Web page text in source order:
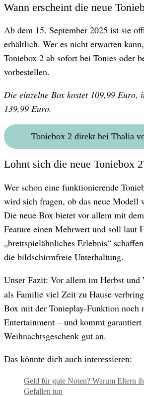
Wann erscheint die neue
Ab dem 15. September 2025 ist sie
erhältlich. Wer es nicht erwarten
Toniebox 2 ab sofort bei Tonies oder
vorbestellen.
Die einzelne Box kostet 109,99 Euro,
139,99 Euro.
Toniebox 2 direkt bei Thalia
Lohnt sich die neue Toniebox
Wer schon eine funktionierende
wird sich fragen, ob das neue Modell
Die neue Box bietet vor allem mit
Feature einen Mehrwert und soll laut
„brettspielähnliches Erlebnis“
die bildschirmfreie Unterhaltung.
Unser Fazit: Vor allem im Herbst und
als Familie viel Zeit zu Hause
Box mit der Tonieplay-Funktion noch
Entertainment – und kommt garantiert
Weihnachtsgeschenk gut an.
Das könnte dich auch interessieren:
Geld für gute Noten? Warum Eltern
Gefallen tun